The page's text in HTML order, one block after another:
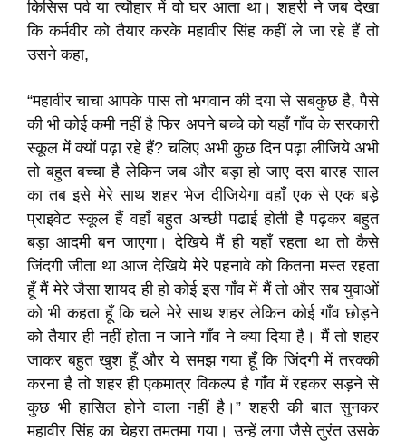
किसिस पर्व या त्यौहार में वो घर आता था। शहरी ने जब देखा
कि कर्मवीर को तैयार करके महावीर सिंह कहीं ले जा रहे हैं तो
उसने कहा,
“महावीर चाचा आपके पास तो भगवान की दया से सबकुछ है, पैसे
की भी कोई कमी नहीं है फिर अपने बच्चे को यहाँ गाँव के सरकारी
स्कूल में क्यों पढ़ा रहे हैं? चलिए अभी कुछ दिन पढ़ा लीजिये अभी
तो बहुत बच्चा है लेकिन जब और बड़ा हो जाए दस बारह साल
का तब इसे मेरे साथ शहर भेज दीजियेगा वहाँ एक से एक बड़े
प्राइवेट स्कूल हैं वहाँ बहुत अच्छी पढाई होती है पढ़कर बहुत
बड़ा आदमी बन जाएगा। देखिये मैं ही यहाँ रहता था तो कैसे
जिंदगी जीता था आज देखिये मेरे पहनावे को कितना मस्त रहता
हूँ मैं मेरे जैसा शायद ही हो कोई इस गाँव में मैं तो और सब युवाओं
को भी कहता हूँ कि चले मेरे साथ शहर लेकिन कोई गाँव छोड़ने
को तैयार ही नहीं होता न जाने गाँव ने क्या दिया है। मैं तो शहर
जाकर बहुत खुश हूँ और ये समझ गया हूँ कि जिंदगी में तरक्की
करना है तो शहर ही एकमात्र विकल्प है गाँव में रहकर सड़ने से
कुछ भी हासिल होने वाला नहीं है।” शहरी की बात सुनकर
महावीर सिंह का चेहरा तमतमा गया। उन्हें लगा जैसे तुरंत उसके